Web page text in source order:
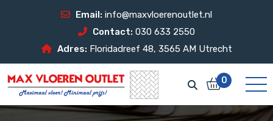
Email: info@maxvloerenoutlet.nl
Contact: 030 633 2550
Adres: Floridadreef 48, 3565 AM Utrecht
0